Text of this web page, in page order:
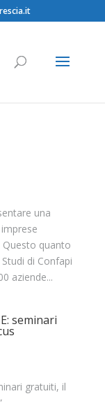
una
Questo quanto
di Confapi
aziende...
seminari
gratuiti, il